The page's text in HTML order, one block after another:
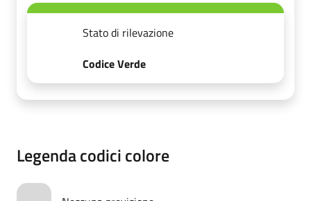
Stato di rilevazione
Codice Verde
Legenda codici colore